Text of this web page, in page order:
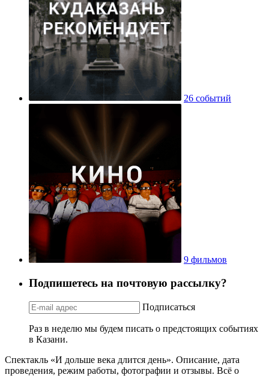
26 событий
9 фильмов
Подпишетесь на почтовую рассылку?
Подписаться
Раз в неделю мы будем писать о предстоящих событиях
в Казани.
Спектакль «И дольше века длится день». Описание, дата
проведения, режим работы, фотографии и отзывы. Всё о